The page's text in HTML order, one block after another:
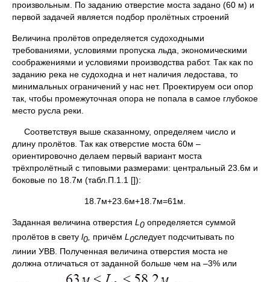
произвольным. По заданию отверстие моста задано (60 м) и
первой задачей является подбор пролётных строений
Величина пролётов определяется судоходными
требованиями, условиями пропуска льда, экономическими
соображениями и условиями производства работ. Так как по
заданию река не судоходна и нет наличия ледостава, то
минимальных ограничений у нас нет. Проектируем оси опор
так, чтобы промежуточная опора не попала в самое глубокое
место русла реки.
Соответствуя выше сказанному, определяем число и
длину пролётов. Так как отверстие моста 60м –
ориентировочно делаем первый вариант моста
трёхпролётный с типовыми размерами: центральный 23.6м и
боковые по 18.7м (табл.П.1.1 []):
18.7м+23.6м+18.7м=61м.
Заданная величина отверстия L 0 определяется суммой
пролётов в свету l0 причём L 0следует подсчитывать по
линии УВВ. Полученная величина отверстия моста не
должна отличаться от заданной больше чем на –3% или